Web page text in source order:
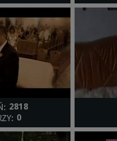
wykonanie
jest głównie w
Państwa do
2818
0